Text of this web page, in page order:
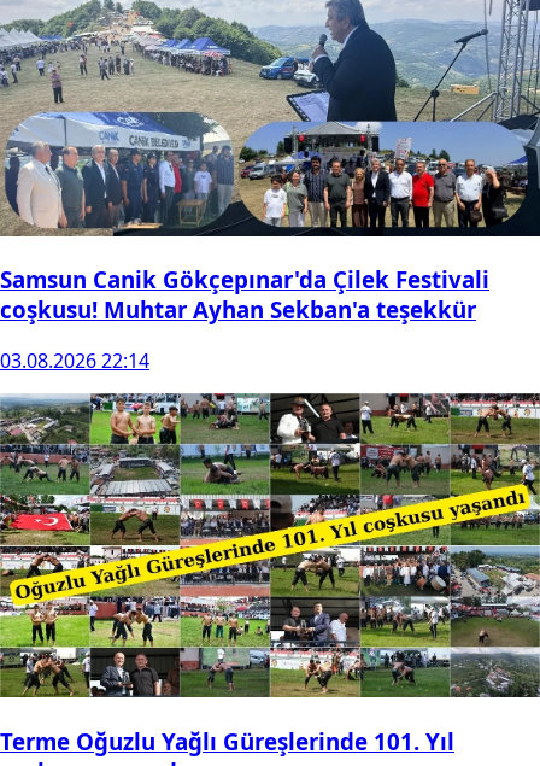
Samsun Canik Gökçepınar'da Çilek Festivali
coşkusu! Muhtar Ayhan Sekban'a teşekkür
03.08.2026 22:14
Terme Oğuzlu Yağlı Güreşlerinde 101. Yıl